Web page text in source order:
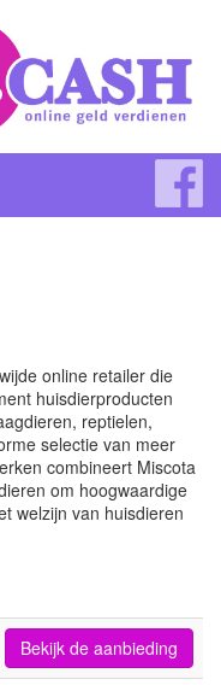
online retailer die
huisdierproducten
reptielen,
selectie van meer
combineert Miscota
om hoogwaardige
welzijn van huisdieren
Bekijk de aanbieding